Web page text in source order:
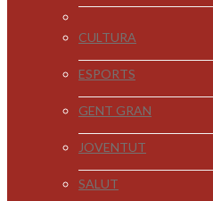
CULTURA
ESPORTS
GENT GRAN
JOVENTUT
SALUT